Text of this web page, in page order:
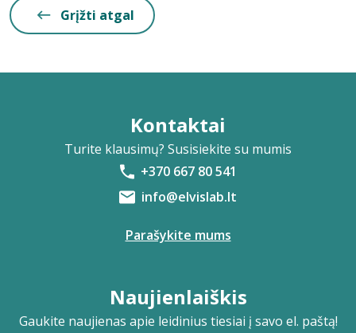
Grįžti atgal
Kontaktai
Turite klausimų? Susisiekite su mumis
+370 667 80 541
info@elvislab.lt
Parašykite mums
Naujienlaiškis
Gaukite naujienas apie leidinius tiesiai į savo el. paštą!